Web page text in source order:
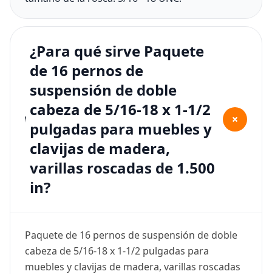
¿Para qué sirve Paquete
de 16 pernos de
suspensión de doble
cabeza de 5/16-18 x 1-1/2
pulgadas para muebles y
clavijas de madera,
varillas roscadas de 1.500
in?
+
Paquete de 16 pernos de suspensión de doble
cabeza de 5/16-18 x 1-1/2 pulgadas para
muebles y clavijas de madera, varillas roscadas